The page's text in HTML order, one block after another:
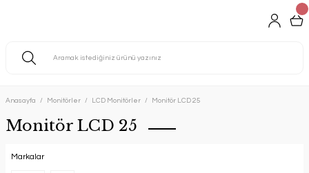
Anasayfa Monitörler LCD Monitörler Monitör LCD 25
Monitör LCD 25
Markalar